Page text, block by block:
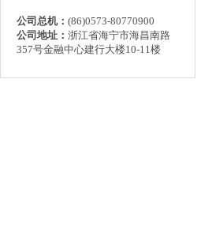
公司总机： (86)0573-80770900
公司地址： 浙江省海宁市海昌南路
357号金融中心建行大楼10-11楼